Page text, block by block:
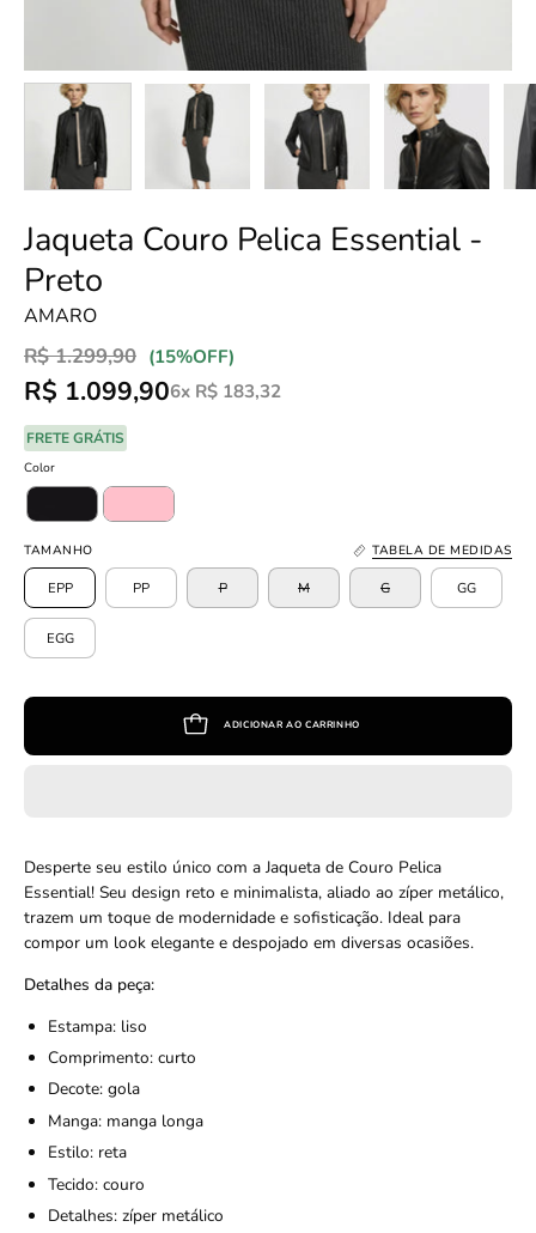
Jaqueta Couro Pelica Essential -
Preto
AMARO
R$ 1.299,90 Promoção
•
(15%OFF)
R$ 1.099,906x R$ 183,32
FRETE GRÁTIS
Color
TAMANHO TABELA DE MEDIDAS
EPP PP P M G GG
EGG
ADICIONAR AO CARRINHO
Desperte seu estilo único com a Jaqueta de Couro Pelica
Essential! Seu design reto e minimalista, aliado ao zíper metálico,
trazem um toque de modernidade e sofisticação. Ideal para
compor um look elegante e despojado em diversas ocasiões.
Detalhes da peça:
Estampa: liso
Comprimento: curto
Decote: gola
Manga: manga longa
Estilo: reta
Tecido: couro
Detalhes: zíper metálico